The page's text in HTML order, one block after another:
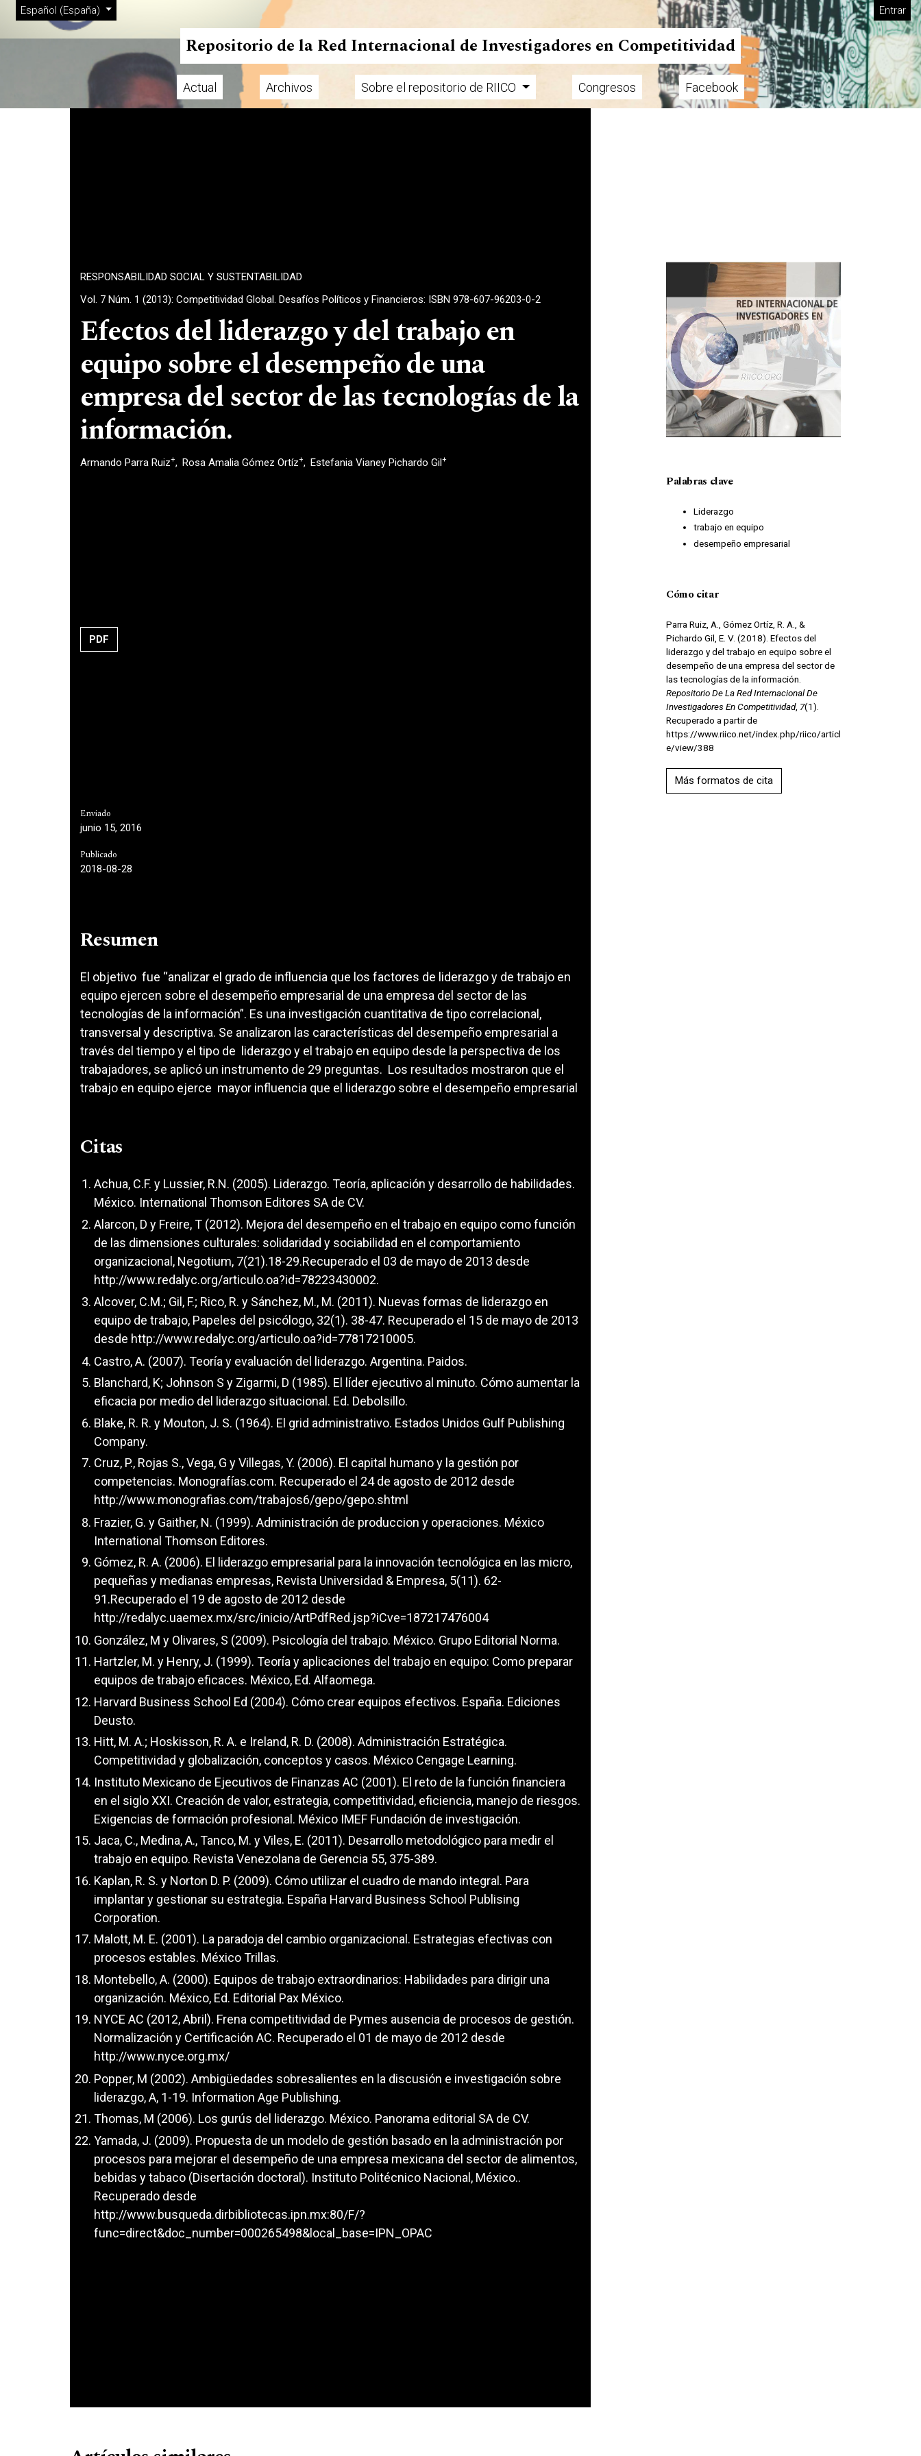
Ir al menú de navegación principal
Ir al contenido principal
Ir al pie de página del sitio
Cambiar el idioma. El actual es:
Español (España)
Menú de administración Entrar
Repositorio de la Red Internacional de Investigadores en Competitividad
Menú principal Actual Archivos Sobre el repositorio de RIICO Congresos Facebook
RESPONSABILIDAD SOCIAL Y SUSTENTABILIDAD
Vol. 7 Núm. 1 (2013): Competitividad Global. Desafíos Políticos y Financieros: ISBN 978-607-96203-0-2
Efectos del liderazgo y del trabajo en
equipo sobre el desempeño de una
empresa del sector de las tecnologías de la
información.
Armando Parra Ruiz+ Rosa Amalia Gómez Ortíz+ Estefania Vianey Pichardo Gil+
PDF
Enviado
junio 15, 2016
Publicado
2018-08-28
Resumen
El objetivo fue “analizar el grado de influencia que los factores de liderazgo y de trabajo en
equipo ejercen sobre el desempeño empresarial de una empresa del sector de las
tecnologías de la información”. Es una investigación cuantitativa de tipo correlacional,
transversal y descriptiva. Se analizaron las características del desempeño empresarial a
través del tiempo y el tipo de liderazgo y el trabajo en equipo desde la perspectiva de los
trabajadores, se aplicó un instrumento de 29 preguntas. Los resultados mostraron que el
trabajo en equipo ejerce mayor influencia que el liderazgo sobre el desempeño empresarial
Citas
Achua, C.F. y Lussier, R.N. (2005). Liderazgo. Teoría, aplicación y desarrollo de habilidades.
México. International Thomson Editores SA de CV.
Alarcon, D y Freire, T (2012). Mejora del desempeño en el trabajo en equipo como función
de las dimensiones culturales: solidaridad y sociabilidad en el comportamiento
organizacional, Negotium, 7(21).18-29.Recuperado el 03 de mayo de 2013 desde
http://www.redalyc.org/articulo.oa?id=78223430002.
Alcover, C.M.; Gil, F.; Rico, R. y Sánchez, M., M. (2011). Nuevas formas de liderazgo en
equipo de trabajo, Papeles del psicólogo, 32(1). 38-47. Recuperado el 15 de mayo de 2013
desde http://www.redalyc.org/articulo.oa?id=77817210005.
Castro, A. (2007). Teoría y evaluación del liderazgo. Argentina. Paidos.
Blanchard, K; Johnson S y Zigarmi, D (1985). El líder ejecutivo al minuto. Cómo aumentar la
eficacia por medio del liderazgo situacional. Ed. Debolsillo.
Blake, R. R. y Mouton, J. S. (1964). El grid administrativo. Estados Unidos Gulf Publishing
Company.
Cruz, P., Rojas S., Vega, G y Villegas, Y. (2006). El capital humano y la gestión por
competencias. Monografías.com. Recuperado el 24 de agosto de 2012 desde
http://www.monografias.com/trabajos6/gepo/gepo.shtml
Frazier, G. y Gaither, N. (1999). Administración de produccion y operaciones. México
International Thomson Editores.
Gómez, R. A. (2006). El liderazgo empresarial para la innovación tecnológica en las micro,
pequeñas y medianas empresas, Revista Universidad & Empresa, 5(11). 62-
91.Recuperado el 19 de agosto de 2012 desde
http://redalyc.uaemex.mx/src/inicio/ArtPdfRed.jsp?iCve=187217476004
González, M y Olivares, S (2009). Psicología del trabajo. México. Grupo Editorial Norma.
Hartzler, M. y Henry, J. (1999). Teoría y aplicaciones del trabajo en equipo: Como preparar
equipos de trabajo eficaces. México, Ed. Alfaomega.
Harvard Business School Ed (2004). Cómo crear equipos efectivos. España. Ediciones
Deusto.
Hitt, M. A.; Hoskisson, R. A. e Ireland, R. D. (2008). Administración Estratégica.
Competitividad y globalización, conceptos y casos. México Cengage Learning.
Instituto Mexicano de Ejecutivos de Finanzas AC (2001). El reto de la función financiera
en el siglo XXI. Creación de valor, estrategia, competitividad, eficiencia, manejo de riesgos.
Exigencias de formación profesional. México IMEF Fundación de investigación.
Jaca, C., Medina, A., Tanco, M. y Viles, E. (2011). Desarrollo metodológico para medir el
trabajo en equipo. Revista Venezolana de Gerencia 55, 375-389.
Kaplan, R. S. y Norton D. P. (2009). Cómo utilizar el cuadro de mando integral. Para
implantar y gestionar su estrategia. España Harvard Business School Publising
Corporation.
Malott, M. E. (2001). La paradoja del cambio organizacional. Estrategias efectivas con
procesos estables. México Trillas.
Montebello, A. (2000). Equipos de trabajo extraordinarios: Habilidades para dirigir una
organización. México, Ed. Editorial Pax México.
NYCE AC (2012, Abril). Frena competitividad de Pymes ausencia de procesos de gestión.
Normalización y Certificación AC. Recuperado el 01 de mayo de 2012 desde
http://www.nyce.org.mx/
Popper, M (2002). Ambigüedades sobresalientes en la discusión e investigación sobre
liderazgo, A, 1-19. Information Age Publishing.
Thomas, M (2006). Los gurús del liderazgo. México. Panorama editorial SA de CV.
Yamada, J. (2009). Propuesta de un modelo de gestión basado en la administración por
procesos para mejorar el desempeño de una empresa mexicana del sector de alimentos,
bebidas y tabaco (Disertación doctoral). Instituto Politécnico Nacional, México..
Recuperado desde
http://www.busqueda.dirbibliotecas.ipn.mx:80/F/?
func=direct&doc_number=000265498&local_base=IPN_OPAC
Imagen de portada
Palabras clave
Liderazgo
trabajo en equipo
desempeño empresarial
Cómo citar
Parra Ruiz, A., Gómez Ortíz, R. A., &
Pichardo Gil, E. V. (2018). Efectos del
liderazgo y del trabajo en equipo sobre el
desempeño de una empresa del sector de
las tecnologías de la información.
Repositorio De La Red Internacional De
Investigadores En Competitividad, 7(1).
Recuperado a partir de
https://www.riico.net/index.php/riico/articl
e/view/388
Más formatos de cita